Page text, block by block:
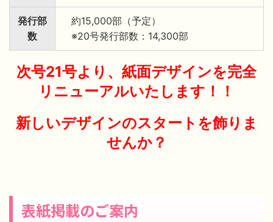
発行部
数
約15,000部（予定）
※20号発行部数：14,300部
次号21号より、紙面デザインを完全
リニューアルいたします！！
新しいデザインのスタートを飾りま
せんか？
表紙掲載のご案内